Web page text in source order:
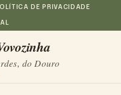
DE PRIVACIDADE
do Douro